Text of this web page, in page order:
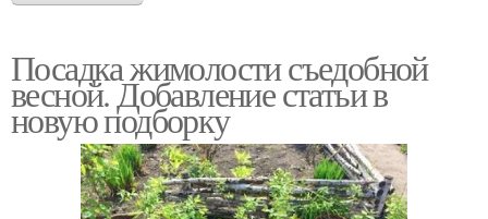
Посадка жимолости съедобной
весной. Добавление статьи в
новую подборку